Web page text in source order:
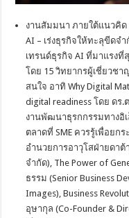
งานสัมมนา ภายใต้แนวคิด
AI – เร่งธุรกิจให้ทะลุขีดจ
เทรนด์ธุรกิจ AI ที่มาแรง
โดย 15 วิทยากรผู้เชี่ยวช
สนใจ อาทิ Why Digital
digital readiness โดย ด
งานพัฒนาธุรกกรรมทางอิเ
ตลาดที่ SME ควรรู้เพื่อย
อำนวยการอาวุโสฝ่ายดา
จำกัด), The Power of
ธรรม (Senior Business
Images), Business
อุษากุล (Co-Founder &